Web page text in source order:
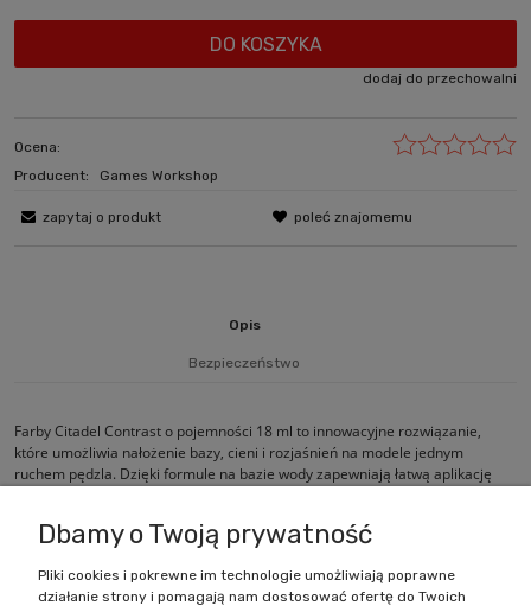
DO KOSZYKA
dodaj do przechowalni
Ocena:
Producent:
Games Workshop
zapytaj o produkt poleć znajomemu
Opis
Bezpieczeństwo
Farby Citadel Contrast o pojemności 18 ml to innowacyjne rozwiązanie,
które umożliwia nałożenie bazy, cieni i rozjaśnień na modele jednym
ruchem pędzla. Dzięki formule na bazie wody zapewniają łatwą aplikację
Dbamy o Twoją prywatność
Pliki cookies i pokrewne im technologie umożliwiają poprawne
działanie strony i pomagają nam dostosować ofertę do Twoich